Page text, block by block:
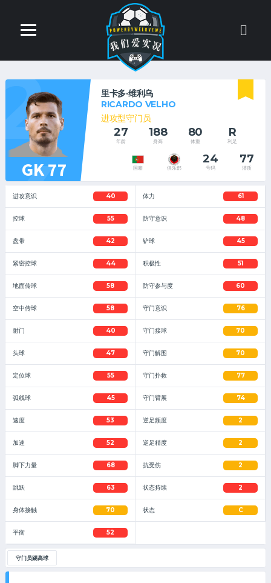
GK 77
4
里卡多·维利乌
RICARDO VELHO
进攻型守门员
27
年龄
188
身高
80
体重
R
利足
国籍 俱乐部
24
号码
77
潜质
进攻意识 40
控球 55
盘带 42
紧密控球 44
地面传球 58
空中传球 58
射门 40
头球 47
定位球 55
弧线球 45
速度 53
加速 52
脚下力量 68
跳跃 63
身体接触 70
平衡 52
体力 61
防守意识 48
铲球 45
积极性 51
防守参与度 60
守门意识 76
守门接球 70
守门解围 70
守门扑救 77
守门臂展 74
逆足频度 2
逆足精度 2
抗受伤 2
状态持续 2
状态 C
守门员踢高球